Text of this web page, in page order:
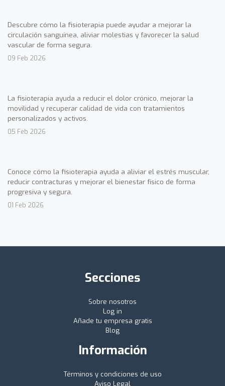
Descubre cómo la fisioterapia puede ayudar a mejorar la
circulación sanguínea, aliviar molestias y favorecer la salud
vascular de forma segura.
09 Feb 2026
La fisioterapia ayuda a reducir el dolor crónico, mejorar la
movilidad y recuperar calidad de vida con tratamientos
personalizados y activos.
05 Feb 2026
Conoce cómo la fisioterapia ayuda a aliviar el estrés muscular,
reducir contracturas y mejorar el bienestar físico de forma
progresiva y segura.
01 Feb 2026
Secciones
Sobre nosotros
Log in
Añade tu empresa gratis
Blog
Información
Términos y condiciones de uso
Aviso Legal